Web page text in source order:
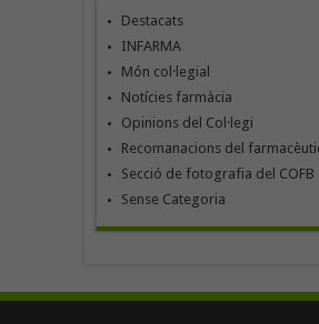
Destacats
INFARMA
Món col·legial
Notícies farmàcia
Opinions del Col·legi
Recomanacions del
Secció de fotografia del COFB
Sense Categoria